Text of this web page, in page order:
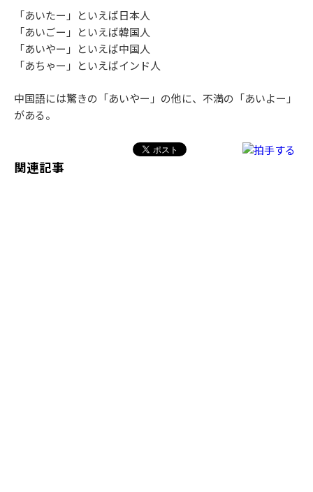
「あいたー」といえば日本人
「あいごー」といえば韓国人
「あいやー」といえば中国人
「あちゃー」といえばインド人
中国語には驚きの「あいやー」の他に、不満の「あいよー」
がある。
関連記事